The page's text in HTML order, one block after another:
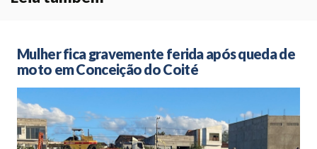
Mulher fica gravemente ferida após queda de
moto em Conceição do Coité